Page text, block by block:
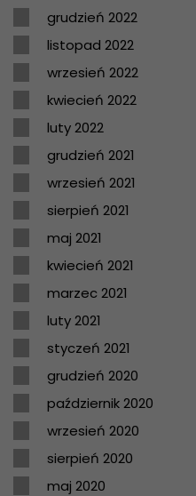
grudzień 2022
listopad 2022
wrzesień 2022
kwiecień 2022
luty 2022
grudzień 2021
wrzesień 2021
sierpień 2021
maj 2021
kwiecień 2021
marzec 2021
luty 2021
styczeń 2021
grudzień 2020
październik 2020
wrzesień 2020
sierpień 2020
maj 2020